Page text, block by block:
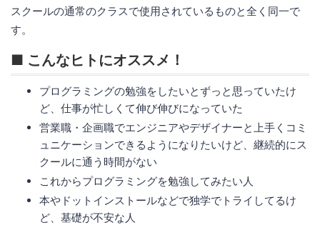
スクールの通常のクラスで使用されているものと全く同一で
す。
■ こんなヒトにオススメ！
プログラミングの勉強をしたいとずっと思っていたけ
ど、仕事が忙しくて伸び伸びになっていた
営業職・企画職でエンジニアやデザイナーと上手くコミ
ュニケーションできるようになりたいけど、継続的にス
クールに通う時間がない
これからプログラミングを勉強してみたい人
本やドットインストールなどで独学でトライしてるけ
ど、基礎が不安な人